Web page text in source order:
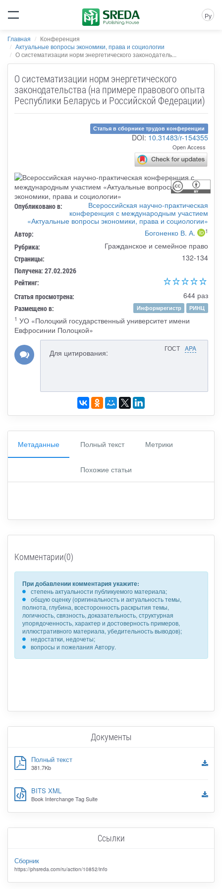
Ру
Главная
Конференция
Актуальные вопросы экономики, права и социологии
О систематизации норм энергетического законодатель...
О систематизации норм энергетического
законодательства (на примере правового опыта
Республики Беларусь и Российской Федерации)
Статья в сборнике трудов конференции
DOI:10.31483/r-154355
Open Access
Опубликовано в:
Всероссийская научно-практическая
конференция с международным участием
«Актуальные вопросы экономики, права и социологии»
Автор: Богоненко В. А. 1
Рубрика: Гражданское и семейное право
Страницы: 132-134
Получена: 27.02.2026
Рейтинг:
Статья просмотрена:
644 раз
Размещено в: Информрегистр
РИНЦ
1 УО «Полоцкий государственный университет имени
Евфросинии Полоцкой»
ГОСТ APA
Для цитирования:
Метаданные Полный текст Метрики
Похожие статьи
Комментарии(0)
При добавлении комментария укажите:
степень актуальности публикуемого материала;
общую оценку (оригинальность и актуальность темы,
полнота, глубина, всесторонность раскрытия темы,
логичность, связность, доказательность, структурная
упорядоченность, характер и достоверность примеров,
иллюстративного материала, убедительность выводов);
недостатки, недочеты;
вопросы и пожелания Автору.
Документы
Полный текст
381.7Kb
BITS XML
Book Interchange Tag Suite
Ссылки
Сборник
https://phsreda.com/ru/action/10852/info